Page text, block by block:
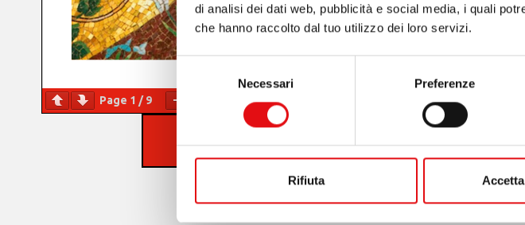
di analisi dei dati web, pubblicità e social media, i quali
che hanno raccolto dal tuo utilizzo dei loro servizi.
Selezione
consenso
Necessari Preferenze
Rifiuta
Page 1 /9 Zoom100%